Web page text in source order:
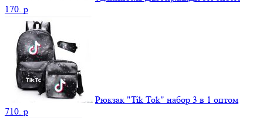
170. p
Рюкзак "Tik Tok" набор 3 в 1 оптом
710. p